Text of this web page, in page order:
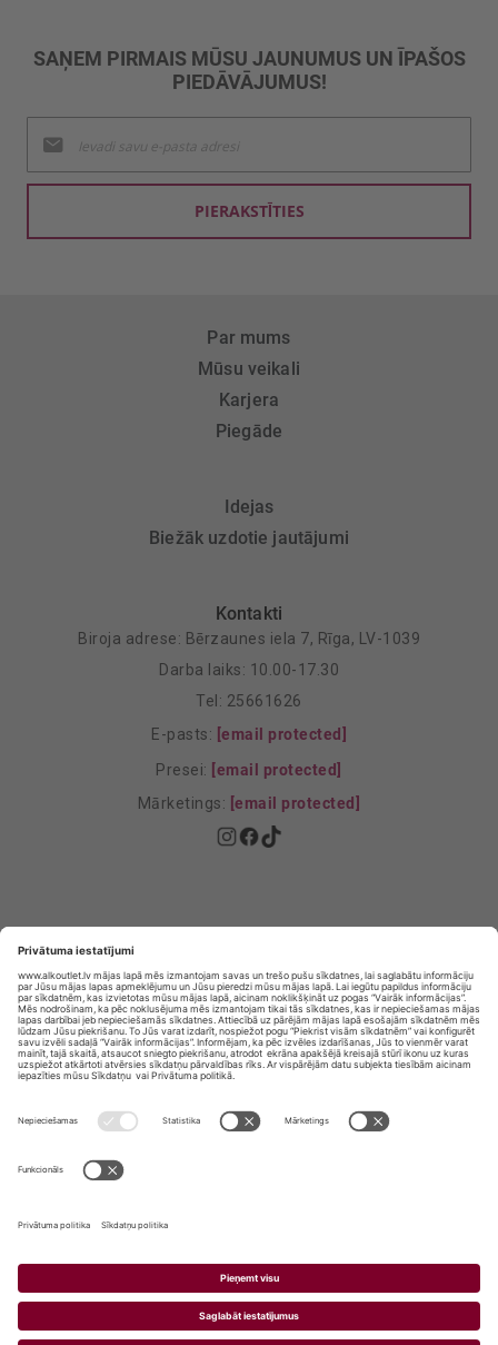
SAŅEM PIRMAIS MŪSU JAUNUMUS UN ĪPAŠOS
PIEDĀVĀJUMUS!
jaunumu
saņemšanai:
PIERAKSTĪTIES
Par mums
Mūsu veikali
Karjera
Piegāde
Idejas
Biežāk uzdotie jautājumi
Kontakti
Biroja adrese: Bērzaunes iela 7, Rīga, LV-1039
Darba laiks: 10.00-17.30
Tel: 25661626
E-pasts: [email protected]
Presei: [email protected]
Mārketings: [email protected]
Privātuma Iestatījumi
E-veikala lietošanas noteikumi
ALKOHOLA PĀRDOŠANA, IEGĀDĀŠANĀS UN
NODOŠANA NEPILNGADĪGĀM PERSONĀM IR
AIZLIEGTA.